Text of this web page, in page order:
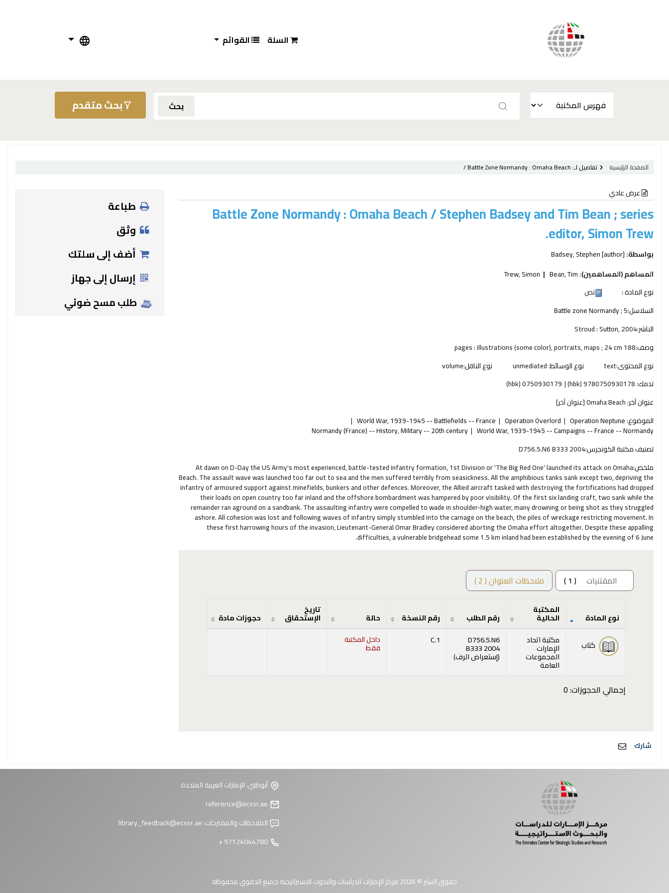
السلة القوائم
بحث بحث متقدم
الصفحة الرئيسية تفاصيل لـ: Battle Zone Normandy : Omaha Beach /
عرض عادي
Battle Zone Normandy : Omaha Beach /Stephen Badsey and Tim Bean ; series
editor, Simon Trew.
بواسطة: Badsey, Stephen[author]
المساهم (المساهمين):Bean, Tim
Trew, Simon
نوع المادة :
نص
السلاسل:
Battle zone Normandy; 5
الناشر:
Stroud :Sutton,2004
وصف:188 pages : illustrations (some color), portraits, maps ; 24 cm
نوع المحتوى:text نوع الوسائط:unmediated نوع الناقل:volume
تدمك:9780750930178 (hbk)
0750930179 (hbk)
عنوان آخر:Omaha Beach [عنوان آخر]
الموضوع:Operation Neptune
Operation Overlord
World War, 1939-1945 -- Battlefields -- France
World War, 1939-1945 -- Campaigns -- France -- Normandy
Normandy (France) -- History, Military -- 20th century
تصنيف مكتبة الكونجرس:D756.5.N6 B333 2004
ملخص:At dawn on D-Day the US Army's most experienced, battle-tested infantry formation, 1st Division or 'The Big Red One' launched its attack on Omaha
Beach. The assault wave was launched too far out to sea and the men suffered terribly from seasickness. All the amphibious tanks sank except two, depriving the
infantry of armoured support against minefields, bunkers and other defences. Moreover, the Allied aircraft tasked with destroying the fortifications had dropped
their loads on open country too far inland and the offshore bombardment was hampered by poor visibility. Of the first six landing craft, two sank while the
remainder ran aground on a sandbank. The assaulting infantry were compelled to wade in shoulder-high water, many drowning or being shot as they struggled
ashore. All cohesion was lost and following waves of infantry simply stumbled into the carnage on the beach, the piles of wreckage restricting movement. In
these first harrowing hours of the invasion, Lieutenant-General Omar Bradley considered aborting the Omaha effort altogether. Despite these appalling
difficulties, a vulnerable bridgehead some 1.5 km inland had been established by the evening of 6 June.
المقتنيات ( 1 ) ملاحظات العنوان ( 2 )
المقتنيات
نوع المادة
المكتبة
الحالية رقم الطلب رقم النسخة حالة
تاريخ
الإستحقاق حجوزات مادة
كتاب مكتبة اتحاد
الإمارات
المجموعات
العامة
D756.5.N6
B333 2004
(إستعراض الرف(يفتح أدناه)
)
C.1 داخل المكتبة
فقط
إجمالي الحجوزات: 0
طباعة
وثق
أضف إلى سلتك
إرسال إلى جهاز
طلب مسح ضوئي
شارك
أبوظبي، الإمارات العربية المتحدة
الملاحظات والمقترحات:library_feedback@ecssr.ae
حقوق النشر © 2026 مركز الإمارات للدراسات والبحوث الاستراتيجية جميع الحقوق محفوظة